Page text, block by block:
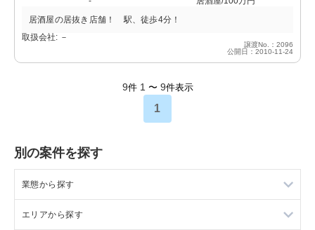
居酒屋の居抜き店舗！ 駅、徒歩4分！
取扱会社: －
譲渡No.：2096
公開日：2010-11-24
9件 1 〜 9件表示
1
別の案件を探す
業態から探す
ラーメンの居抜き売却物件の案件一覧
エリアから探す